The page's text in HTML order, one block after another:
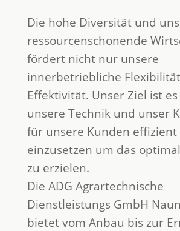
Die hohe Diversität und
ressourcenschonende
fördert nicht nur unsere
innerbetriebliche
Effektivität. Unser Ziel ist es
unsere Technik und unser
für unsere Kunden effizient
einzusetzen um das
zu erzielen.
Die ADG Agrartechnische
Dienstleistungs GmbH
bietet vom Anbau bis zur